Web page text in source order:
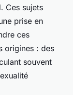
Ces sujets
prise en
ces
origines : des
souvent